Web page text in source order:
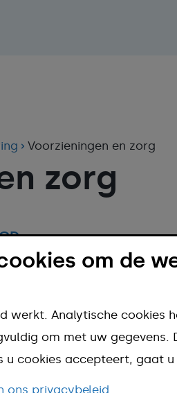
Voorzieningen en zorg
zorg
om de
Analytische cookies
om met uw
cookies accepteert, gaat
ons privacybeleid.